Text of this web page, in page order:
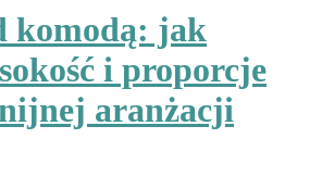
komodą: jak
i proporcje
aranżacji